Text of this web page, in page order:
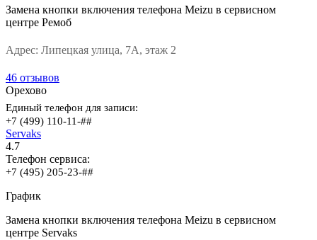
Замена кнопки включения телефона Meizu в сервисном
центре Ремоб
Адрес: Липецкая улица, 7А, этаж 2
46 отзывов
Орехово
Единый телефон для записи:
+7 (499) 110-11-##
Servaks
4.7
Телефон сервиса:
+7 (495) 205-23-##
График
Замена кнопки включения телефона Meizu в сервисном
центре Servaks